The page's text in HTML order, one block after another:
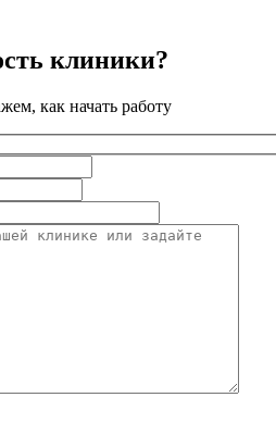
клиники?
как начать работу